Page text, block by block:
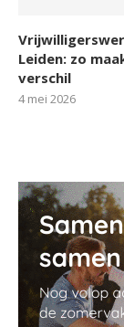
Leiden: zo
verschil
4 mei 2026